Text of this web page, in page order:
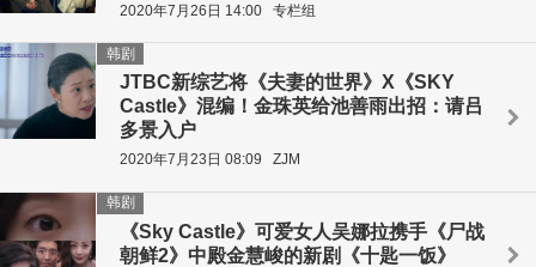
2020年7月26日 14:00 专栏组
JTBC新综艺将《夫妻的世界》X《SKY
Castle》混编！金珠英给池善雨出招：请吕
多景入户
韩剧
2020年7月23日 08:09 ZJM
《Sky Castle》可爱女人吴娜拉携手《尸战
朝鲜2》中殿金慧峻的新剧《十匙一饭》
韩剧